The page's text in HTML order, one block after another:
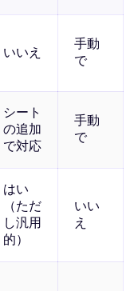
いいえ
手動
で
シート
の追加
で対応
手動
で
はい
（ただ
し汎用
的）
いい
え